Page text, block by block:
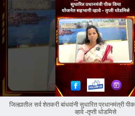
जिल्ह्यातील सर्व शेतकरी बांधवांनी सुधारित प्रधानमंत्री
व्हावे -तृप्ती धोडमिसे